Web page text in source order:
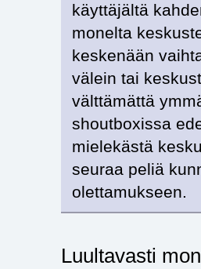
käyttäjältä
monelta
keskenään
välein tai
välttämättä
shoutboxissa
mielekästä
seuraa peliä
olettamukseen.
Luultavasti